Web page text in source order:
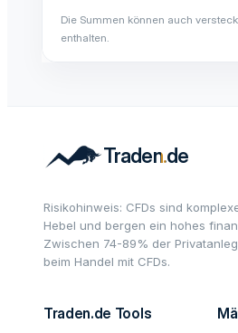
Die Summen können auch
enthalten.
Risikohinweis: CFDs sind
Hebel und bergen ein hohes
Zwischen 74-89% der
beim Handel mit CFDs.
Traden.de Tools